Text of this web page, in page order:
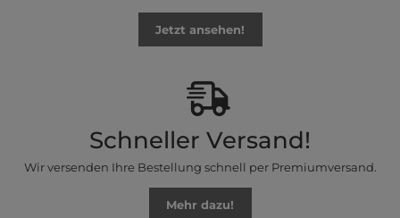
Jetzt ansehen!
Schneller Versand!
Wir versenden Ihre Bestellung schnell per Premiumversand.
Mehr dazu!